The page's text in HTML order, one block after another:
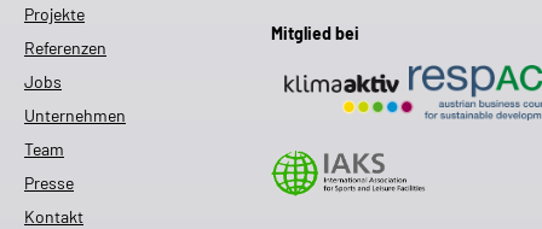
Projekte
Referenzen
Jobs
Unternehmen
Team
Presse
Kontakt
Mitglied bei